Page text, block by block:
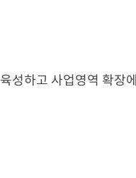
성하고 사업영역 확장